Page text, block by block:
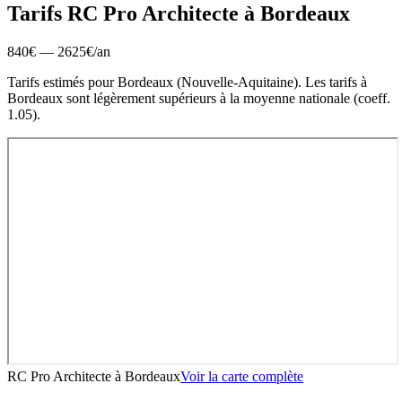
Tarifs RC Pro Architecte à Bordeaux
840€ — 2625€/an
Tarifs estimés pourBordeaux (Nouvelle-Aquitaine). Les tarifs à
Bordeaux sont légèrement supérieurs à la moyenne nationale (coeff.
1.05).
RC Pro Architecte à BordeauxVoir la carte complète